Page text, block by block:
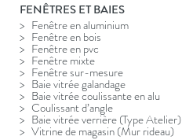
FENÊTRES ET BAIES
Fenêtre en aluminium
Fenêtre en bois
Fenêtre en pvc
Fenêtre mixte
Fenêtre sur-mesure
Baie vitrée galandage
Baie vitrée coulissante en alu
Coulissant d’angle
Baie vitrée verrière (Type Atelier)
Vitrine de magasin (Mur rideau)